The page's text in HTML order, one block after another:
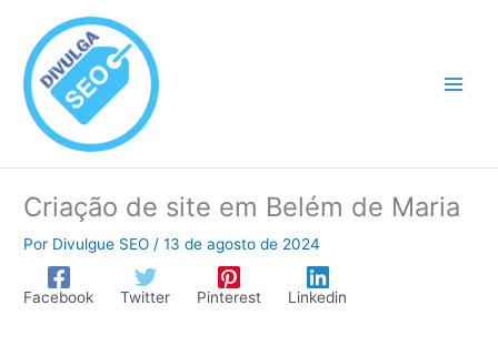
conteúdo
Criação de site em Belém de Maria
Por Divulgue SEO /13 de agosto de 2024
Facebook Twitter Pinterest Linkedin